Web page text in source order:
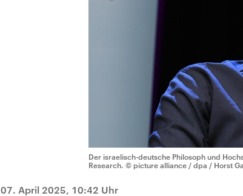
Der israelisch-deutsche Philosoph und
Research. © picture alliance / dpa / Horst
07. April 2025, 10:42 Uhr